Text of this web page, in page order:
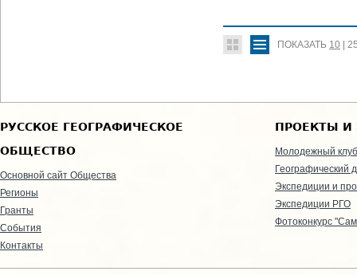
ПОКАЗАТЬ 10
РУССКОЕ ГЕОГРАФИЧЕСКОЕ
ОБЩЕСТВО
Основной сайт Общества
Регионы
Гранты
События
Контакты
ПРОЕКТЫ И
Молодежный клуб
Географический
Экспедиции и
Экспедиции РГО
Фотоконкурс